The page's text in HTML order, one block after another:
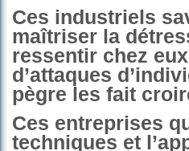
Ces industriels
maîtriser la
ressentir chez
d’attaques
pègre les fait
Ces entreprises
techniques et